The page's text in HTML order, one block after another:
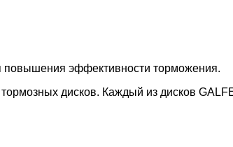
повышения эффективности торможения.
дисков. Каждый из дисков